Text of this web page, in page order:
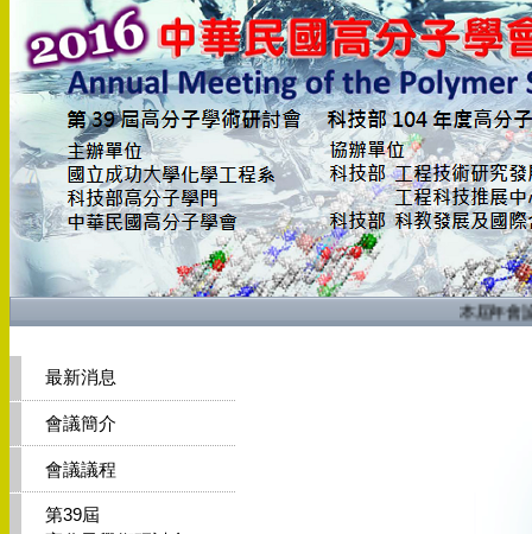
本屆年會
最新消息
會議簡介
會議議程
第39屆